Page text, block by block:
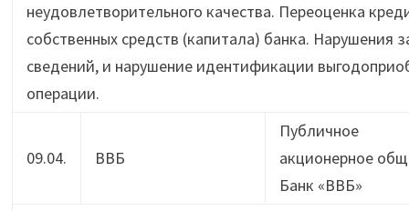
неудовлетворительного качества. Переоценка
собственных средств (капитала) банка. Нарушения
сведений, и нарушение идентификации
операции.
09.04. ВВБ
Публичное
акционерное
Банк «ВВБ»